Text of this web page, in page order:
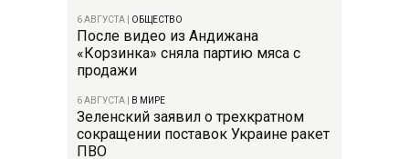
6 АВГУСТА ОБЩЕСТВО
После видео из Андижана
«Корзинка» сняла партию мяса с
продажи
6 АВГУСТА В МИРЕ
Зеленский заявил о трехкратном
сокращении поставок Украине ракет
ПВО